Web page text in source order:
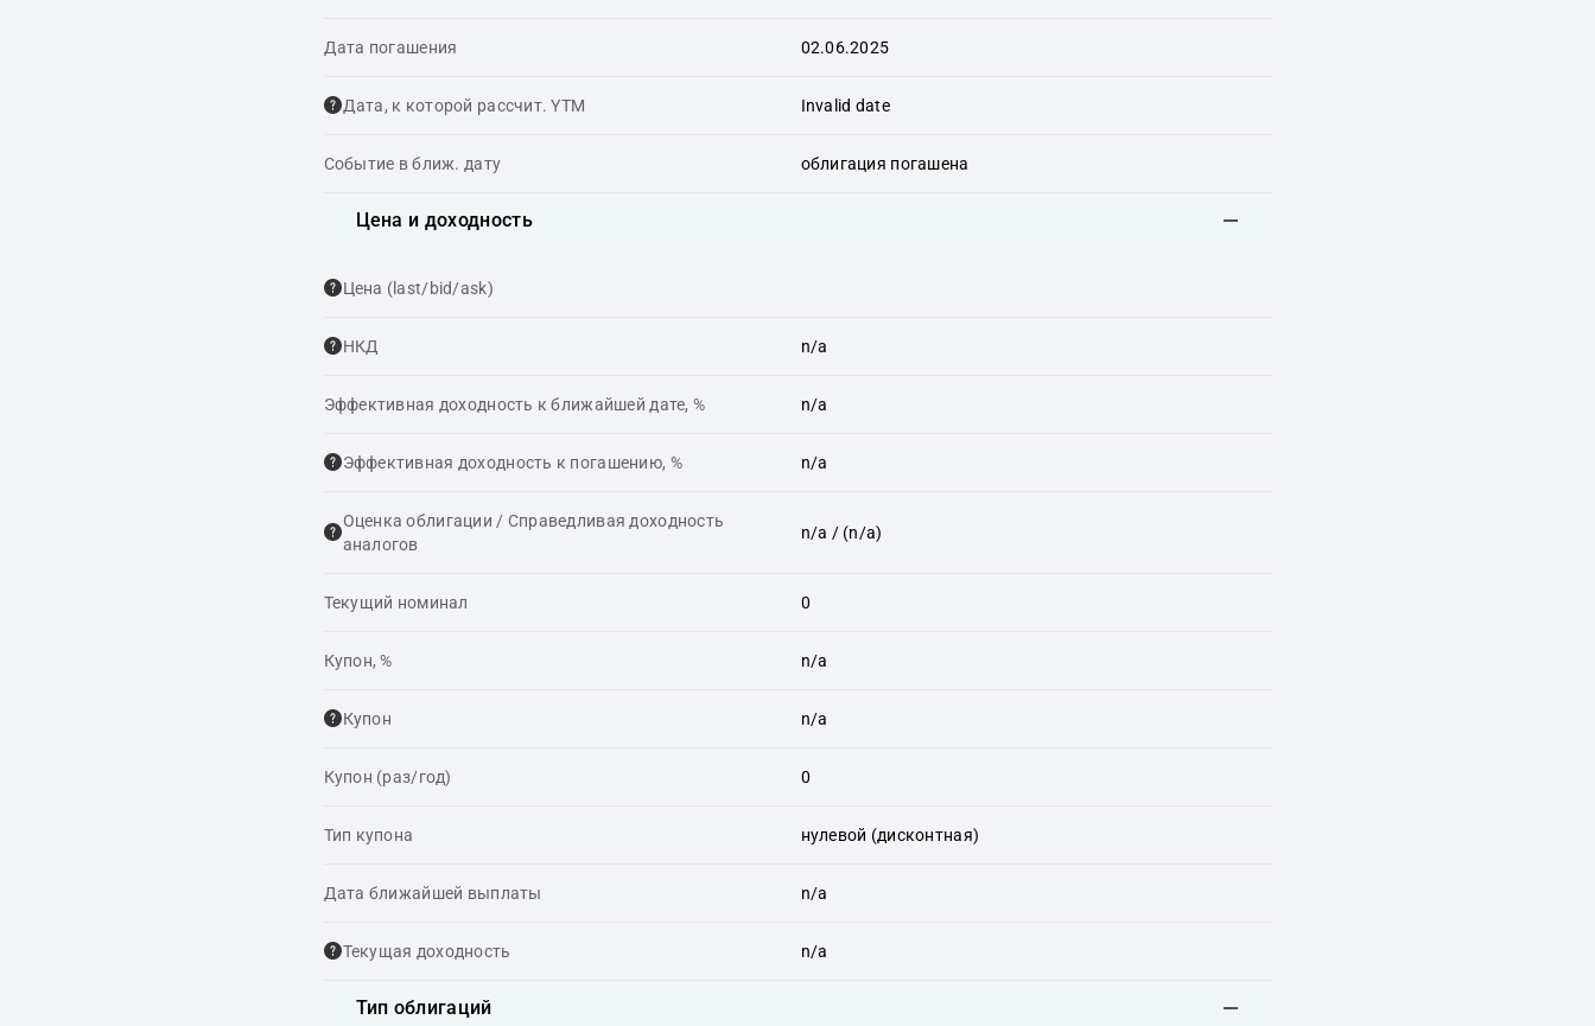
Дата погашения 02.06.2025
Дата, к которой рассчит. YTM Invalid date
Событие в ближ. дату облигация погашена
Цена и доходность
Цена (last/bid/ask)
НКД n/a
Эффективная доходность к ближайшей дате, % n/a
Эффективная доходность к погашению, % n/a
Оценка облигации / Справедливая доходность
аналогов
n/a / (n/a)
Текущий номинал 0
Купон, % n/a
Купон n/a
Купон (раз/год) 0
Тип купона нулевой (дисконтная)
Дата ближайшей выплаты n/a
Текущая доходность n/a
Тип облигаций